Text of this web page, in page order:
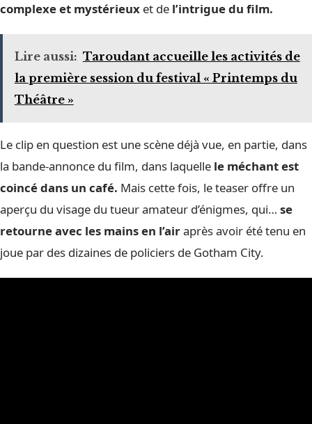
complexe et mystérieux et de l’intrigue du film.
Lire aussi: Taroudant accueille les activités de
la première session du festival « Printemps du
Théâtre »
Le clip en question est une scène déjà vue, en partie, dans
la bande-annonce du film, dans laquelle le méchant est
coincé dans un café. Mais cette fois, le teaser offre un
aperçu du visage du tueur amateur d’énigmes, qui… se
retourne avec les mains en l’airaprès avoir été tenu en
joue par des dizaines de policiers de Gotham City.